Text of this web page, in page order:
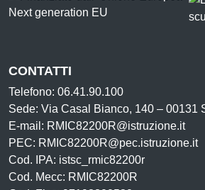
CONTATTI
Telefono: 06.41.90.100
Sede: Via Casal Bianco, 140 – 00131
E-mail: RMIC82200R@istruzione.it
PEC: RMIC82200R@pec.istruzione.it
Cod. IPA: istsc_rmic82200r
Cod. Mecc: RMIC82200R